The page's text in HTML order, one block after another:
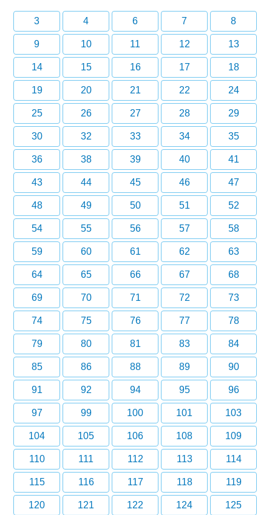
3 4 6 7 8
9 10 11 12 13
14 15 16 17 18
19 20 21 22 24
25 26 27 28 29
30 32 33 34 35
36 38 39 40 41
43 44 45 46 47
48 49 50 51 52
54 55 56 57 58
59 60 61 62 63
64 65 66 67 68
69 70 71 72 73
74 75 76 77 78
79 80 81 83 84
85 86 88 89 90
91 92 94 95 96
97 99 100 101 103
104 105 106 108 109
110 111 112 113 114
115 116 117 118 119
120 121 122 124 125